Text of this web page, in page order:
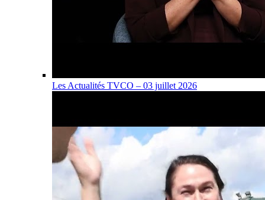
Les Actualités TVCO – 03 juillet 2026